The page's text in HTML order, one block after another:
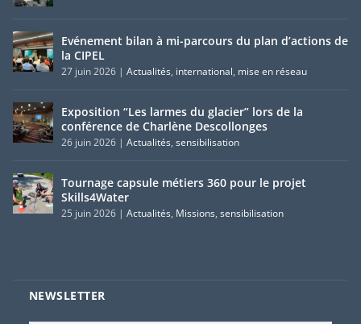
Evénement bilan à mi-parcours du plan d’actions de
la CIPEL
27 juin 2026| Actualités, international, mise en réseau
Exposition “Les larmes du glacier” lors de la
conférence de Charlène Descollonges
26 juin 2026| Actualités, sensibilisation
Tournage capsule métiers 360 pour le projet
Skills4Water
25 juin 2026| Actualités, Missions, sensibilisation
NEWSLETTER